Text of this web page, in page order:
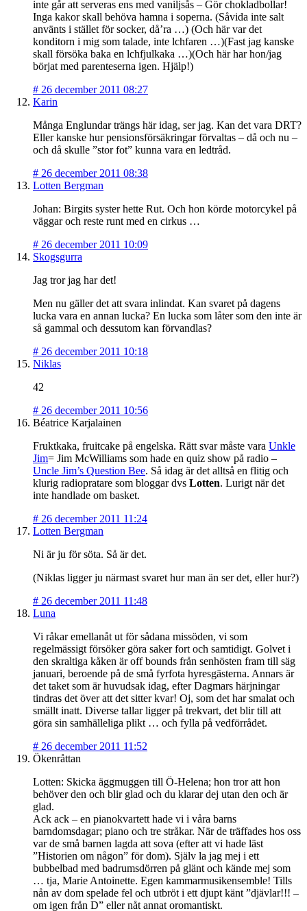
inte går att serveras ens med vaniljsås – Gör chokladbollar!
Inga kakor skall behöva hamna i soperna. (Såvida inte salt
använts i stället för socker, då’ra …) (Och här var det
konditorn i mig som talade, inte lchfaren …)(Fast jag kanske
skall försöka baka en lchfjulkaka …)(Och här har hon/jag
börjat med parenteserna igen. Hjälp!)
# 26 december 2011 08:27
Karin
Många Englundar trängs här idag, ser jag. Kan det vara DRT?
Eller kanske hur pensionsförsäkringar förvaltas – då och nu –
och då skulle ”stor fot” kunna vara en ledtråd.
# 26 december 2011 08:38
Lotten Bergman
Johan: Birgits syster hette Rut. Och hon körde motorcykel på
väggar och reste runt med en cirkus …
# 26 december 2011 10:09
Skogsgurra
Jag tror jag har det!
Men nu gäller det att svara inlindat. Kan svaret på dagens
lucka vara en annan lucka? En lucka som låter som den inte är
så gammal och dessutom kan förvandlas?
# 26 december 2011 10:18
Niklas
42
# 26 december 2011 10:56
Béatrice Karjalainen
Fruktkaka, fruitcake på engelska. Rätt svar måste vara Unkle
Jim= Jim McWilliams som hade en quiz show på radio –
Uncle Jim’s Question Bee. Så idag är det alltså en flitig och
klurig radiopratare som bloggar dvs Lotten. Lurigt när det
inte handlade om basket.
# 26 december 2011 11:24
Lotten Bergman
Ni är ju för söta. Så är det.
(Niklas ligger ju närmast svaret hur man än ser det, eller hur?)
# 26 december 2011 11:48
Luna
Vi råkar emellanåt ut för sådana missöden, vi som
regelmässigt försöker göra saker fort och samtidigt. Golvet i
den skraltiga kåken är off bounds från senhösten fram till säg
januari, beroende på de små fyrfota hyresgästerna. Annars är
det taket som är huvudsak idag, efter Dagmars härjningar
tindras det över att det sitter kvar! Oj, som det har smalat och
smällt inatt. Diverse tallar ligger på trekvart, det blir till att
göra sin samhälleliga plikt … och fylla på vedförrådet.
# 26 december 2011 11:52
Ökenråttan
Lotten: Skicka äggmuggen till Ö-Helena; hon tror att hon
behöver den och blir glad och du klarar dej utan den och är
glad.
Ack ack – en pianokvartett hade vi i våra barns
barndomsdagar; piano och tre stråkar. När de träffades hos oss
var de små barnen lagda att sova (efter att vi hade läst
”Historien om någon” för dom). Själv la jag mej i ett
bubbelbad med badrumsdörren på glänt och kände mej som
… tja, Marie Antoinette. Egen kammarmusikensemble! Tills
nån av dom spelade fel och utbröt i ett djupt känt ”djävlar!!! –
om igen från D” eller nåt annat oromantiskt.